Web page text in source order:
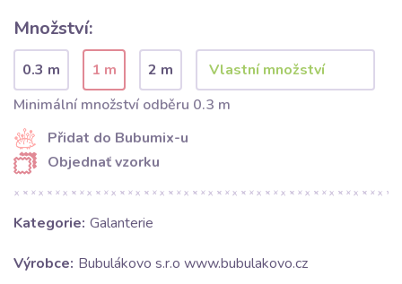
Množství:
0.3 m 1 m
2 m
Minimální množství odběru 0.3 m
Přidat do Bubumix-u
Objednať vzorku
Kategorie: Galanterie
Výrobce: Bubulákovo s.r.o www.bubulakovo.cz